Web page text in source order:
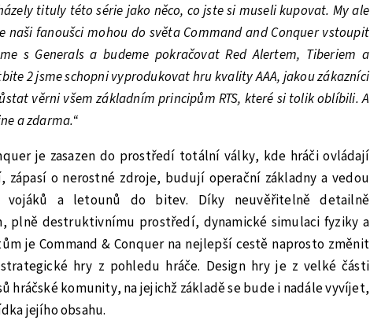
tituly této série jako něco, co jste si museli kupovat. My ale
naši fanoušci mohou do světa Command and Conquer vstoupit
s Generals a budeme pokračovat Red Alertem, Tiberiem a
2 jsme schopni vyprodukovat hru kvality AAA, jakou zákazníci
věrni všem základním principům RTS, které si tolik oblíbili. A
a zdarma.“
je zasazen do prostředí totální války, kde hráči ovládají
o nerostné zdroje, budují operační základny a vedou
vojáků a letounů do bitev. Díky neuvěřitelně detailně
plně destruktivnímu prostředí, dynamické simulaci fyziky a
je Command & Conquer na nejlepší cestě naprosto změnit
hry z pohledu hráče. Design hry je z velké části
hráčské komunity, na jejichž základě se bude i nadále vyvíjet,
jejího obsahu.